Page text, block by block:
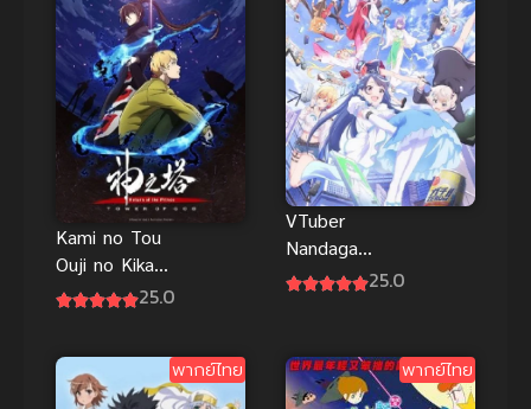
Kami no Tou
Ouji no Kikan
หอคอย
25.0
VTuber
Nandaga
Haishin Kiri25.0
พากย์ไทย พากย์ไทย